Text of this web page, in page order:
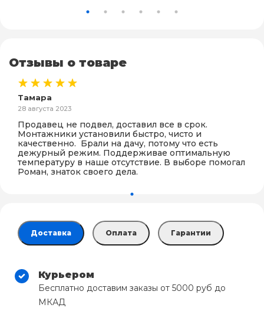
Отзывы о товаре
Тамара
28 августа 2023
Продавец не подвел, доставил все в срок.
Монтажники установили быстро, чисто и
качественно. Брали на дачу, потому что есть
дежурный режим. Поддерживае оптимальную
температуру в наше отсутствие. В выборе помогал
Роман, знаток своего дела.
Доставка Оплата Гарантии
Курьером
Бесплатно доставим заказы от 5000 руб до
МКАД